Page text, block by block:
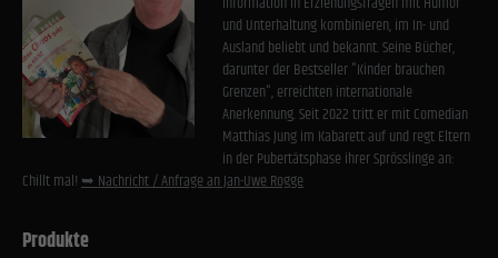
und Unterhaltung kombinieren, im In- und
Ausland beliebt und bekannt. Seine Bücher,
darunter der Bestseller "Kinder brauchen
Grenzen", erreichten internationale
Anerkennung. Seit 2022 tritt er mit Comedian
Matthias Jung im Kabarett auf und regt Eltern
in der Pubertätsphase ihrer Sprösslinge an:
Chillt mal!➥ Nachricht / Anfrage an Jan-Uwe Rogge
Produkte